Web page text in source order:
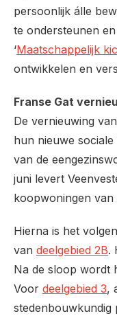
persoonlijk álle
te ondersteunen
‘Maatschappelijk
ontwikkelen en
Franse Gat
De vernieuwing
hun nieuwe
van de
juni levert
koopwoningen van
Hierna is het
van deelgebied 2B.
Na de sloop wordt
Voor deelgebied 3,
stedenbouwkundig